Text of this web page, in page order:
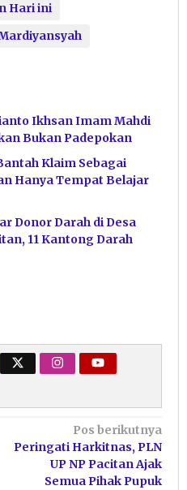
Hari ini
Ikhsan Imam Mahdi
Bukan Padepokan
Klaim Sebagai
Hanya Tempat Belajar
Donor Darah di Desa
11 Kantong Darah
Pos berikutnya
Peringati Harkitnas, PLN
UP NP Pacitan Ajak
Semua Pihak Pupuk